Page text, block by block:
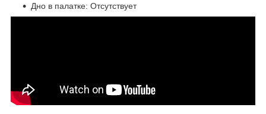
Дно в палатке: Отсутствует